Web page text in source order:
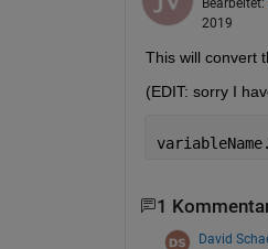
Bearbeitet:
2019
This will convert
(EDIT: sorry I
1
David